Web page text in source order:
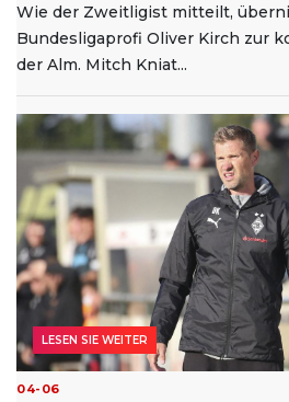
Wie der Zweitligist mitteilt,
Bundesligaprofi Oliver Kirch zur
der Alm. Mitch Kniat...
04-06
LESEN SIE WEITER